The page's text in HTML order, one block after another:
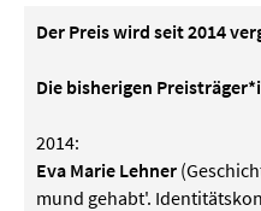
Der Preis wird seit 2014
Die bisherigen
2014:
Eva Marie Lehner
mund gehabt'.